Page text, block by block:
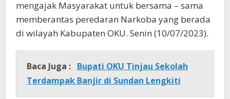
mengajak Masyarakat untuk bersama – sama
memberantas peredaran Narkoba yang berada
di wilayah Kabupaten OKU. Senin (10/07/2023).
Baca Juga : Bupati OKU Tinjau Sekolah
Terdampak Banjir di Sundan Lengkiti